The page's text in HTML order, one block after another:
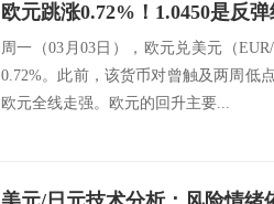
欧元跳涨0.72%！1.0450是反
周一（03月03日），欧元兑美元（
0.72%。此前，该货币对曾触及两周低
欧元全线走强。欧元的回升主要...